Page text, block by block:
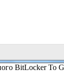
BitLocker To